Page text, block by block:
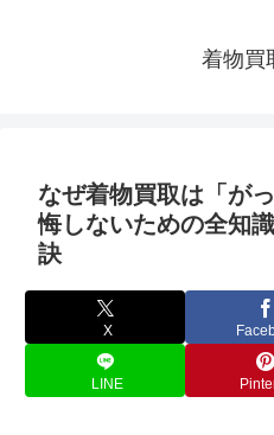
着物買
なぜ着物買取は「が
悔しないための全知
訣
X
LINE